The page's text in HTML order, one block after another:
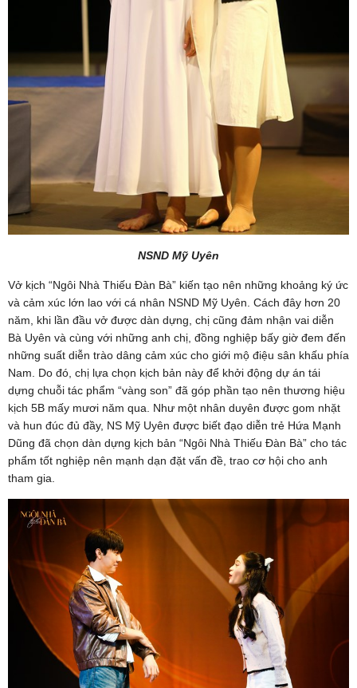
NSND Mỹ Uyên
Vở kịch “Ngôi Nhà Thiếu Đàn Bà” kiến tạo nên những khoảng ký ức
và cảm xúc lớn lao với cá nhân NSND Mỹ Uyên. Cách đây hơn 20
năm, khi lần đầu vở được dàn dựng, chị cũng đảm nhận vai diễn
Bà Uyên và cùng với những anh chị, đồng nghiệp bấy giờ đem đến
những suất diễn trào dâng cảm xúc cho giới mộ điệu sân khấu phía
Nam. Do đó, chị lựa chọn kịch bản này để khởi động dự án tái
dựng chuỗi tác phẩm “vàng son” đã góp phần tạo nên thương hiệu
kịch 5B mấy mươi năm qua. Như một nhân duyên được gom nhặt
và hun đúc đủ đầy, NS Mỹ Uyên được biết đạo diễn trẻ Hứa Mạnh
Dũng đã chọn dàn dựng kịch bản “Ngôi Nhà Thiếu Đàn Bà” cho tác
phẩm tốt nghiệp nên mạnh dạn đặt vấn đề, trao cơ hội cho anh
tham gia.